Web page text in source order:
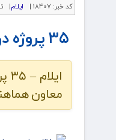
کد خبر: 18407 | ایلام|
۳۵ پروژه در چوار ایلام افتتاح و کلنگ‌زنی شد
معاون